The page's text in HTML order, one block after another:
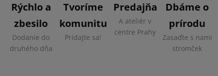
Rýchlo a
zbesilo
Dodanie do
druhého dňa
Tvoríme
komunitu
Pridajte sa!
Predajňa
A ateliér v
centre Prahy
Dbáme o
prírodu
Zasaďte s nami
stromček